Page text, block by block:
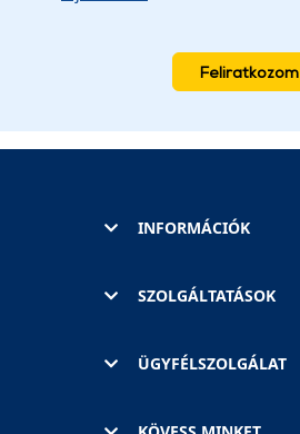
Feliratkozom
INFORMÁCIÓK
SZOLGÁLTATÁSOK
ÜGYFÉLSZOLGÁLAT